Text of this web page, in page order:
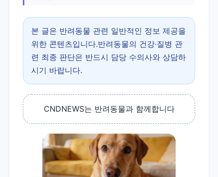
본 글은 반려동물 관련 일반적인 정보 제공을
위한 콘텐츠입니다.반려동물의 건강·질병 관
련 최종 판단은 반드시 담당 수의사와 상담하
시기 바랍니다.
CNDNEWS는 반려동물과 함께합니다